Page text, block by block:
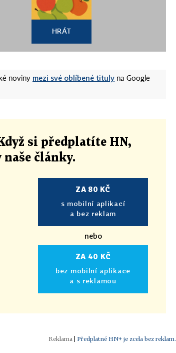
HRÁT
noviny mezi své oblíbené tituly na Google
si předplatíte HN,
naše články.
ZA 80 KČ
s mobilní aplikací
a bez reklam
nebo
ZA 40 KČ
bez mobilní aplikace
a s reklamou
| Předplatné HN+ je zcela bez reklam.